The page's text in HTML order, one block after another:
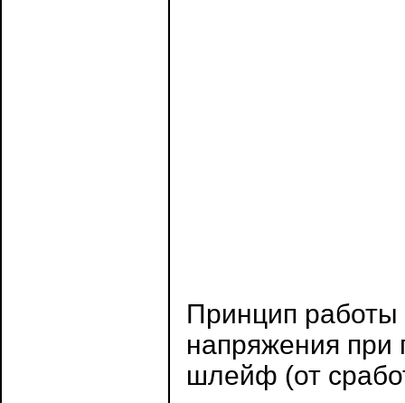
Принцип работы
напряжения при
шлейф (от